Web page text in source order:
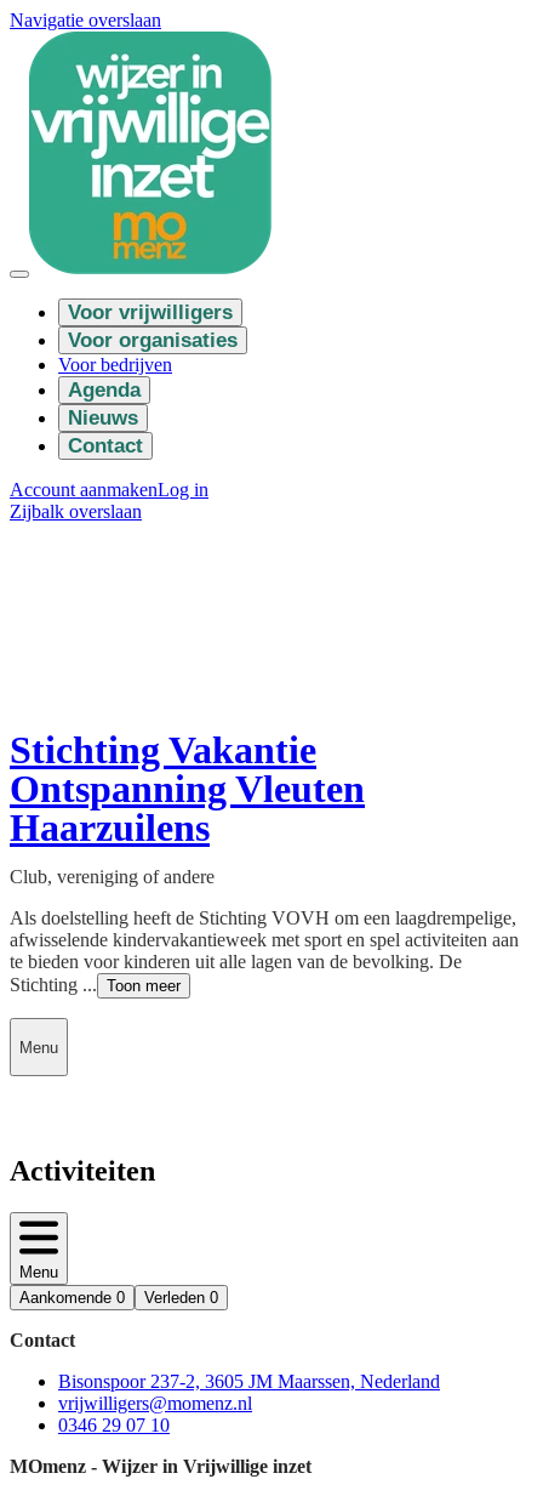
Navigatie overslaan
Voor vrijwilligers
Voor organisaties
Voor bedrijven
Agenda
Nieuws
Contact
Account aanmakenLog in
Zijbalk overslaan
Stichting Vakantie
Ontspanning Vleuten
Haarzuilens
Club, vereniging of andere
Als doelstelling heeft de Stichting VOVH om een laagdrempelige,
afwisselende kindervakantieweek met sport en spel activiteiten aan
te bieden voor kinderen uit alle lagen van de bevolking. De
Stichting ... Toon meer
Menu
Activiteiten
Menu
Aankomende 0 Verleden 0
Contact
Bisonspoor 237-2, 3605 JM Maarssen, Nederland
vrijwilligers@momenz.nl
0346 29 07 10
MOmenz - Wijzer in Vrijwillige inzet